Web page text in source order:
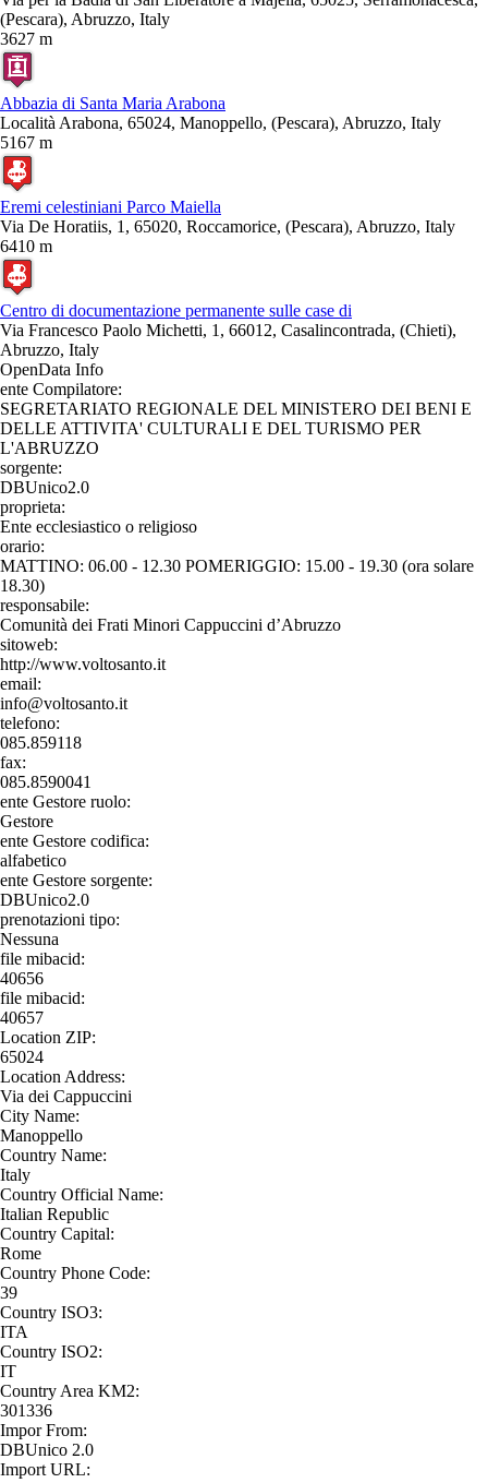
(Pescara), Abruzzo, Italy
3627 m
Abbazia di Santa Maria Arabona
Località Arabona, 65024, Manoppello, (Pescara), Abruzzo, Italy
5167 m
Eremi celestiniani Parco Maiella
Via De Horatiis, 1, 65020, Roccamorice, (Pescara), Abruzzo, Italy
6410 m
Centro di documentazione permanente sulle case di
Via Francesco Paolo Michetti, 1, 66012, Casalincontrada, (Chieti),
Abruzzo, Italy
OpenData Info
ente Compilatore:
SEGRETARIATO REGIONALE DEL MINISTERO DEI BENI E
DELLE ATTIVITA' CULTURALI E DEL TURISMO PER
L'ABRUZZO
sorgente:
DBUnico2.0
proprieta:
Ente ecclesiastico o religioso
orario:
MATTINO: 06.00 - 12.30 POMERIGGIO: 15.00 - 19.30 (ora solare
18.30)
responsabile:
Comunità dei Frati Minori Cappuccini d’Abruzzo
sitoweb:
http://www.voltosanto.it
email:
info@voltosanto.it
telefono:
085.859118
fax:
085.8590041
ente Gestore ruolo:
Gestore
ente Gestore codifica:
alfabetico
ente Gestore sorgente:
DBUnico2.0
prenotazioni tipo:
Nessuna
file mibacid:
40656
file mibacid:
40657
Location ZIP:
65024
Location Address:
Via dei Cappuccini
City Name:
Manoppello
Country Name:
Italy
Country Official Name:
Italian Republic
Country Capital:
Rome
Country Phone Code:
39
Country ISO3:
ITA
Country ISO2:
IT
Country Area KM2:
301336
Impor From:
DBUnico 2.0
Import URL: